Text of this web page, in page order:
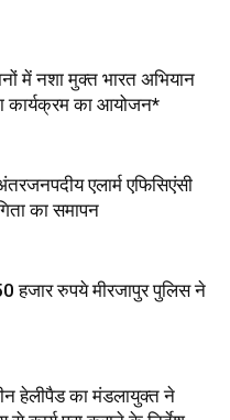
में नशा मुक्त भारत अभियान
का आयोजन*
एलार्म एफिसिएंसी
का समापन
हजार रुपये मीरजापुर पुलिस ने
हेलीपैड का मंडलायुक्त ने